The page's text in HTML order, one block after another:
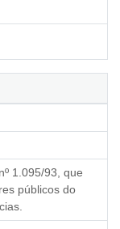
1.095/93, que
públicos do